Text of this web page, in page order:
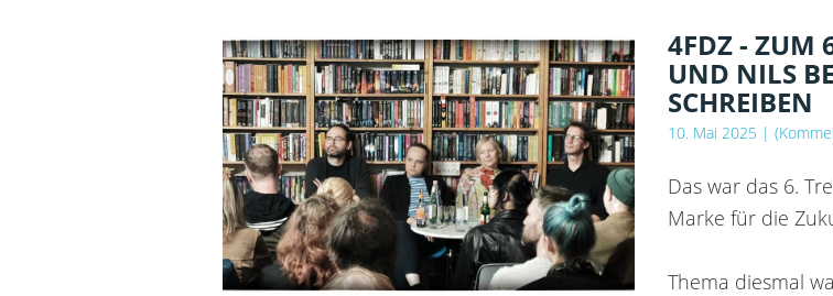
4FDZ - ZUM
UND NILS
SCHREIBEN
10. Mai 2025 |
Das war das 6.
Marke für die
Thema diesmal